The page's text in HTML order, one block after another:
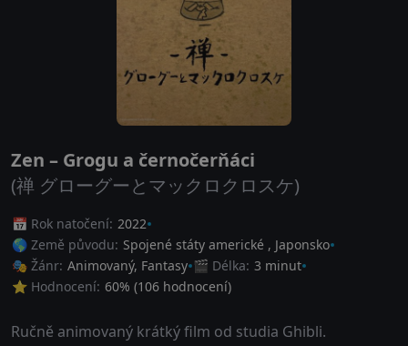
Zen – Grogu a černočerňáci
(禅 グローグーとマックロクロスケ)
📅 Rok natočení: 2022
🌎 Země původu: Spojené státy americké , Japonsko
🎭 Žánr: Animovaný, Fantasy 🎬 Délka: 3 minut
⭐ Hodnocení: 60% (106 hodnocení)
Ručně animovaný krátký film od studia Ghibli.